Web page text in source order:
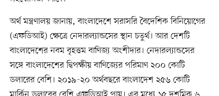
অর্থ মন্ত্রণালয় জানায়, বাংলাদেশে সরাসরি বৈদেশিক বিনিয়োগের
(এফডিআই) ক্ষেত্রে নেদারল্যান্ডসের স্থান চতুর্থ। আর দেশটি
বাংলাদেশের নবম বৃহত্তম বাণিজ্য অংশীদার। নেদারল্যান্ডসের
সঙ্গে বাংলাদেশের দ্বিপক্ষীয় বাণিজ্যের পরিমাণ ২০০ কোটি
ডলারের বেশি। ২০১৯-২০ অর্থবছরে বাংলাদেশ ২৫৬ কোটি